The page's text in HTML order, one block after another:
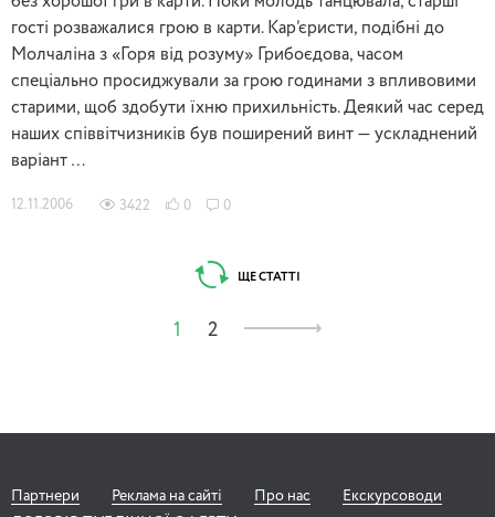
гості розважалися грою в карти. Кар’єристи, подібні до
Молчаліна з «Горя від розуму» Грибоєдова, часом
спеціально просиджували за грою годинами з впливовими
старими, щоб здобути їхню прихильність. Деякий час серед
наших співвітчизників був поширений винт — ускладнений
варіант …
12.11.2006 3422 0 0
ЩЕ СТАТТІ
1 2
Партнери Реклама на сайті Про нас
Екскурсоводи